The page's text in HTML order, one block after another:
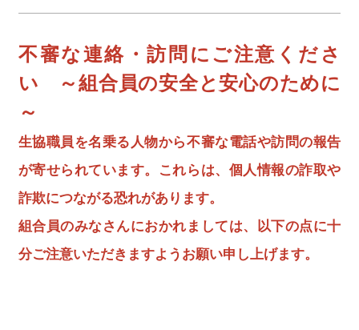
くらしのサポート
e-フレンズ
お店のチラシ
よくあるご質問
採用情報
不審な連絡・訪問にご注意くださ
い ～組合員の安全と安心のために
～
生協職員を名乗る人物から不審な電話や訪問の報告
が寄せられています。これらは、個人情報の詐取や
詐欺につながる恐れがあります。
組合員のみなさんにおかれましては、以下の点に十
分ご注意いただきますようお願い申し上げます。